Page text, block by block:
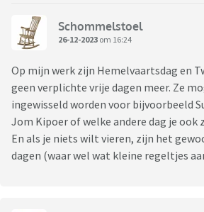
Schommelstoel
26-12-2023 om 16:24
Op mijn werk zijn Hemelvaartsdag en
geen verplichte vrije dagen meer. Ze
ingewisseld worden voor bijvoorbeeld
Jom Kipoer of welke andere dag je ook
En als je niets wilt vieren, zijn het
dagen (waar wel wat kleine regeltjes